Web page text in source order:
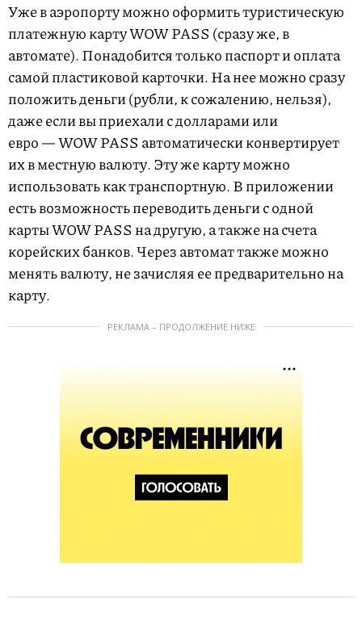
Уже в аэропорту можно оформить туристическую
платежную карту WOW PASS (сразу же, в
автомате). Понадобится только паспорт и оплата
самой пластиковой карточки. На нее можно сразу
положить деньги (рубли, к сожалению, нельзя),
даже если вы приехали с долларами или
евро — WOW PASS автоматически конвертирует
их в местную валюту. Эту же карту можно
использовать как транспортную. В приложении
есть возможность переводить деньги с одной
карты WOW PASS на другую, а также на счета
корейских банков. Через автомат также можно
менять валюту, не зачисляя ее предварительно на
карту.
РЕКЛАМА – ПРОДОЛЖЕНИЕ НИЖЕ